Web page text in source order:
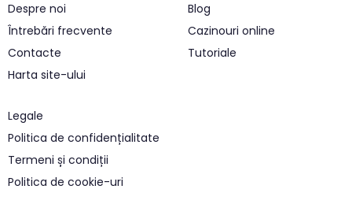
Despre noi
Întrebări frecvente
Contacte
Harta site-ului
Blog
Cazinouri online
Tutoriale
Legale
Politica de confidențialitate
Termeni și condiții
Politica de cookie-uri